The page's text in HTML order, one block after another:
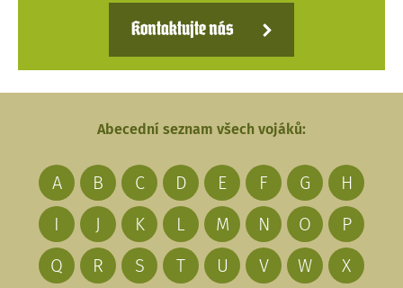
Kontaktujte nás
Abecední seznam všech vojáků:
A B C D E F G
H
I
J K L M N O
P
Q
R S T U V W
X